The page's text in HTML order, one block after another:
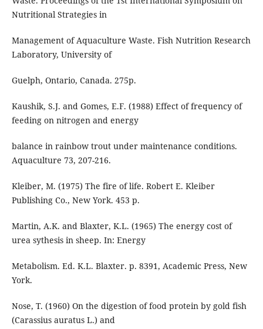
Nutritional Strategies in
Management of Aquaculture Waste. Fish Nutrition Research
Laboratory, University of
Guelph, Ontario, Canada. 275p.
Kaushik, S.J. and Gomes, E.F. (1988) Effect of frequency of
feeding on nitrogen and energy
balance in rainbow trout under maintenance conditions.
Aquaculture 73, 207-216.
Kleiber, M. (1975) The fire of life. Robert E. Kleiber
Publishing Co., New York. 453 p.
Martin, A.K. and Blaxter, K.L. (1965) The energy cost of
urea sythesis in sheep. In: Energy
Metabolism. Ed. K.L. Blaxter. p. 8391, Academic Press, New
York.
Nose, T. (1960) On the digestion of food protein by gold fish
(Carassius auratus L.) and